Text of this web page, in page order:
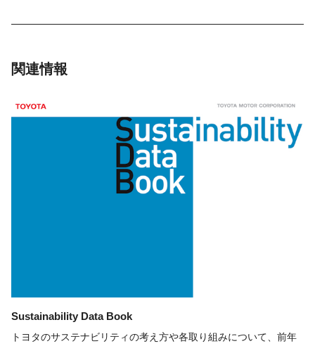
関連情報
Sustainability Data Book
トヨタのサステナビリティの考え方や各取り組みについて、前年